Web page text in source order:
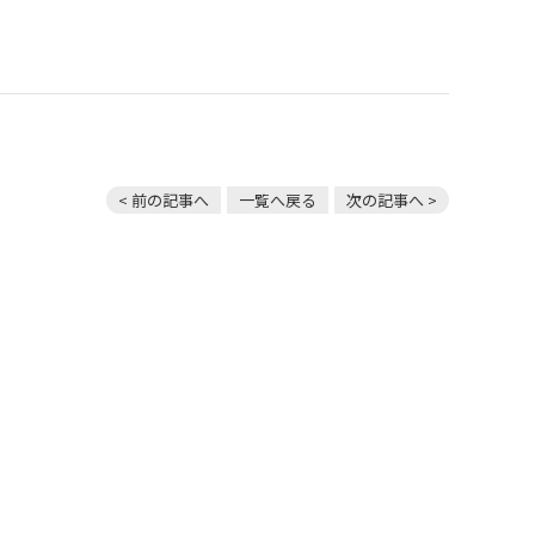
< 前の記事へ 一覧へ戻る 次の記事へ >